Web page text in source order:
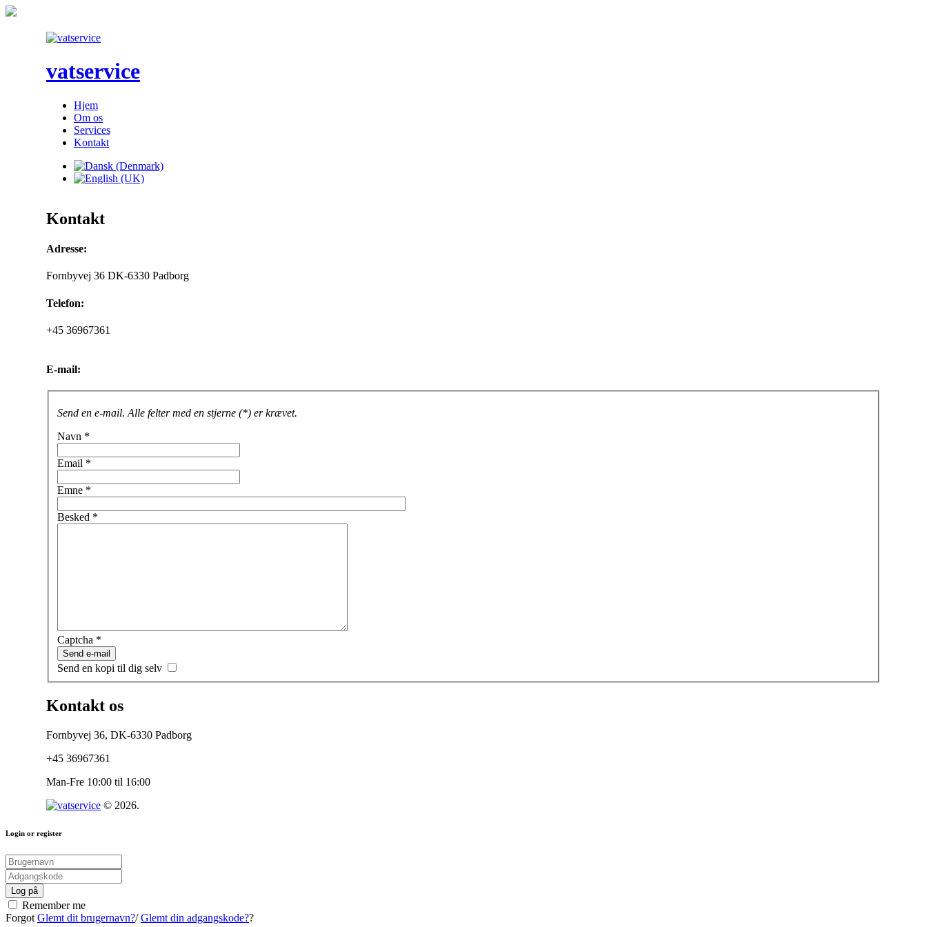
vatservice
Hjem
Om os
Services
Kontakt
Kontakt
Adresse:
Fornbyvej 36 DK-6330 Padborg
Telefon:
+45 36967361
E-mail:
Send en e-mail. Alle felter med en stjerne (*) er krævet.
Navn *
Email *
Emne *
Besked *
Captcha *
Send e-mail
Send en kopi til dig selv
Kontakt os
Fornbyvej 36, DK-6330 Padborg
+45 36967361
Man-Fre 10:00 til 16:00
© 2026.
Login or register
Log på
Remember me
Forgot Glemt dit brugernavn?/Glemt din adgangskode??